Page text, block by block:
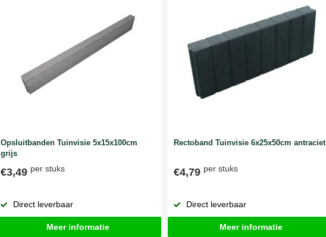
Opsluitbanden Tuinvisie 5x15x100cm
grijs
€3,49 per stuks
Direct leverbaar
Meer informatie
Rectoband Tuinvisie 6x25x50cm antraciet
€4,79 per stuks
Direct leverbaar
Meer informatie